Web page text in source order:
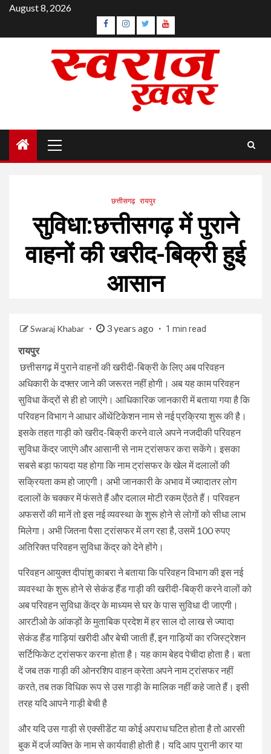
Skip
content
August 8, 2026
Facebook
Instagram
TwitterYouTube
Menu
छत्तीसगढ़ रायपुर
सुविधा:छत्तीसगढ़ में पुराने
वाहनों की खरीद-बिक्री हुई
आसान
Swaraj Khabar 3 years ago 1 min read
रायपुर
छत्तीसगढ़ में पुराने वाहनों की खरीदी-बिक्री के लिए अब परिवहन
अधिकारी के दफ्तर जाने की जरूरत नहीं होगी। अब यह काम परिवहन
सुविधा केंद्रों से ही हो जाएंगे। आधिकारिक जानकारी में बताया गया है कि
परिवहन विभाग ने आधार ऑथेंटिकेशन नाम से नई प्रक्रिया शुरू की है।
इसके तहत गाड़ी को खरीद-बिक्री करने वाले अपने नजदीकी परिवहन
सुविधा केंद्र जाएंगे और आसानी से नाम ट्रांसफर करा सकेंगे। इसका
सबसे बड़ा फायदा यह होगा कि नाम ट्रांसफर के खेल में दलालों की
सक्रियता कम हो जाएगी। अभी जानकारी के अभाव में ज्यादातर लोग
दलालों के चक्कर में फंसते हैं और दलाल मोटी रकम ऐंठते हैं। परिवहन
अफसरों की मानें तो इस नई व्यवस्था के शुरू होने से लोगों को सीधा लाभ
मिलेगा। अभी जितना पैसा ट्रांसफर में लग रहा है, उसमें 100 रुपए
अतिरिक्त परिवहन सुविधा केंद्र को देने होंगे।
परिवहन आयुक्त दीपांशु काबरा ने बताया कि परिवहन विभाग की इस नई
व्यवस्था के शुरू होने से सेकंड हैंड गाड़ी की खरीदी-बिक्री करने वालों को
अब परिवहन सुविधा केंद्र के माध्यम से घर के पास सुविधा दी जाएगी।
आरटीओ के आंकड़ों के मुताबिक प्रदेश में हर साल दो लाख से ज्यादा
सेकंड हैंड गाड़ियां खरीदी और बेची जाती हैं, इन गाड़ियों का रजिस्ट्रेशन
सर्टिफिकेट ट्रांसफर करना होता है। यह काम बेहद पेचीदा होता है। बता
दें जब तक गाड़ी की ओनरशिप वाहन क्रेता अपने नाम ट्रांसफर नहीं
करते, तब तक विधिक रूप से उस गाड़ी के मालिक नहीं कहे जाते हैं। इसी
तरह यदि आपने गाड़ी बेची है
और यदि उस गाड़ी से एक्सीडेंट या कोई अपराध घटित होता है तो आरसी
बुक में दर्ज व्यक्ति के नाम से कार्यवाही होती है। यदि आप पुरानी कार या